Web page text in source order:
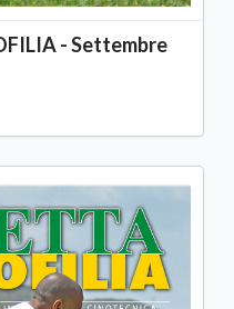
- Settembre